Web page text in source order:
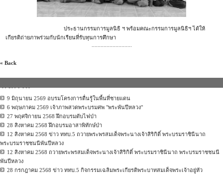
ประธานกรรมการมูลนิธิ ฯ พร้อมคณะกรรมการมูลนิธิฯ ได้ให้
เกียรติถ่ายภาพร่วมกับนักเรียนที่รับทุนการศึกษา
« Back
9 มิถุนายน 2569 อบรมโครงการตื่นรู้ในพื้นที่ชายแดน
6 พฤษภาคม 2569 เจ้าภาพสวดพระบรมศพ "พระพันปีหลวง"
27 พฤศจิกายน 2568 ฝึกอบรมดับไฟป่า
28 สิงหาคม 2568 ฝึกอบรมอาสาพิทักษ์ป่า
12 สิงหาคม 2568 ข่าว ททบ.5 ถวายพระพรสมเด็จพระนางเจ้าสิริกิติ์ พระบรมราชินีนาถ
พระบรมราชชนนีพันปีหลวง
12 สิงหาคม 2568 ถวายพระพรสมเด็จพระนางเจ้าสิริกิติ์ พระบรมราชินีนาถ พระบรมราชชนนี
พันปีหลวง
28 กรกฎาคม 2568 ข่าว ททบ.5 กิจกรรมเฉลิมพระเกียรติพระบาทสมเด็จพระเจ้าอยู่หัว